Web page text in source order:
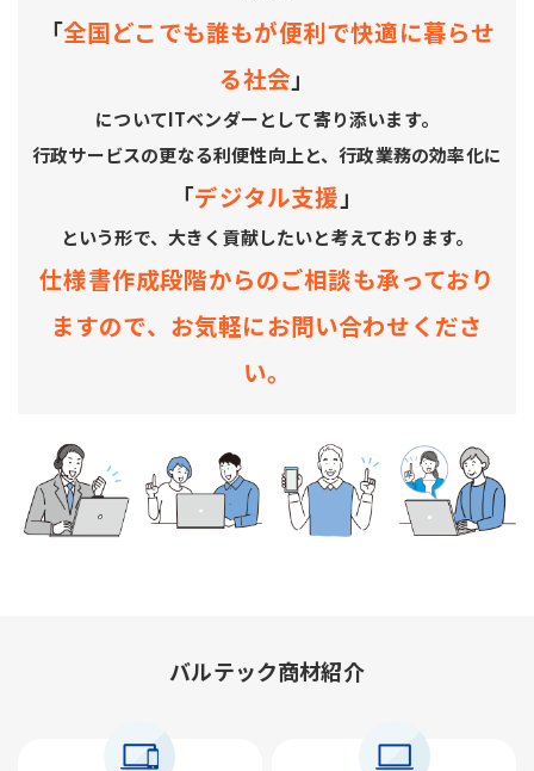
「全国どこでも誰もが便利で快適に暮らせ
る社会」
についてITベンダーとして寄り添います。
行政サービスの更なる利便性向上と、行政業務の効率化に
「デジタル支援 」
という形で、大きく貢献したいと考えております。
仕様書作成段階からのご相談も承っており
ますので、お気軽にお問い合わせくださ
い。
バルテック商材紹介